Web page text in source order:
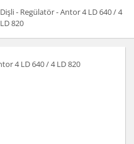
Dişli - Regülatör - Antor 4 LD 640 / 4
LD 820